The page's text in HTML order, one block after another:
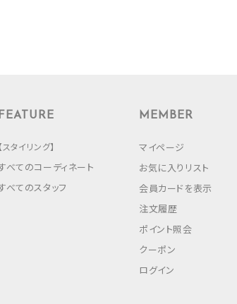
FEATURE
【スタイリング】
べてのコーディネート
べてのスタッフ
MEMBER
マイページ
お気に入りリスト
会員カードを表示
注文履歴
ポイント照会
クーポン
ログイン